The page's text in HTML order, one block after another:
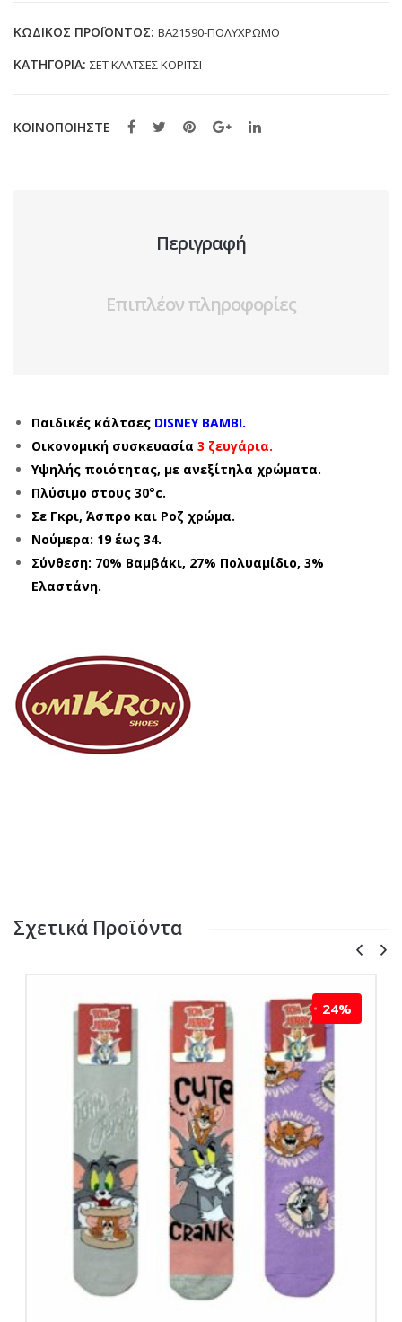
BA21590
(19-
ΚΩΔΙΚΌΣ ΠΡΟΪΌΝΤΟΣ: BA21590-ΠΟΛΥΧΡΩΜΟ
ΚΑΤΗΓΟΡΊΑ: ΣΕΤ ΚΑΛΤΣΕΣ ΚΟΡΙΤΣΙ
ΚΟΙΝΟΠΟΙΗΣΤΕ
Περιγραφή
Επιπλέον πληροφορίες
Παιδικές κάλτσες DISNEY BAMBI.
Οικονομική συσκευασία 3 ζευγάρια.
Υψηλής ποιότητας, με ανεξίτηλα χρώματα.
Πλύσιμο στους 30°c.
Σε Γκρι, Άσπρο και Ροζ χρώμα.
Νούμερα: 19 έως 34.
Σύνθεση: 70% Βαμβάκι, 27% Πολυαμίδιο, 3%
Ελαστάνη.
Σχετικά Προϊόντα
24%